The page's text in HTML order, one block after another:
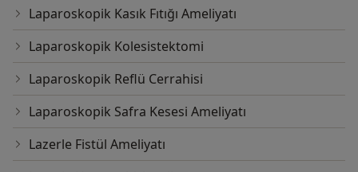
Laparoskopik Kasık Fıtığı Ameliyatı
Laparoskopik Kolesistektomi
Laparoskopik Reflü Cerrahisi
Laparoskopik Safra Kesesi Ameliyatı
Lazerle Fistül Ameliyatı